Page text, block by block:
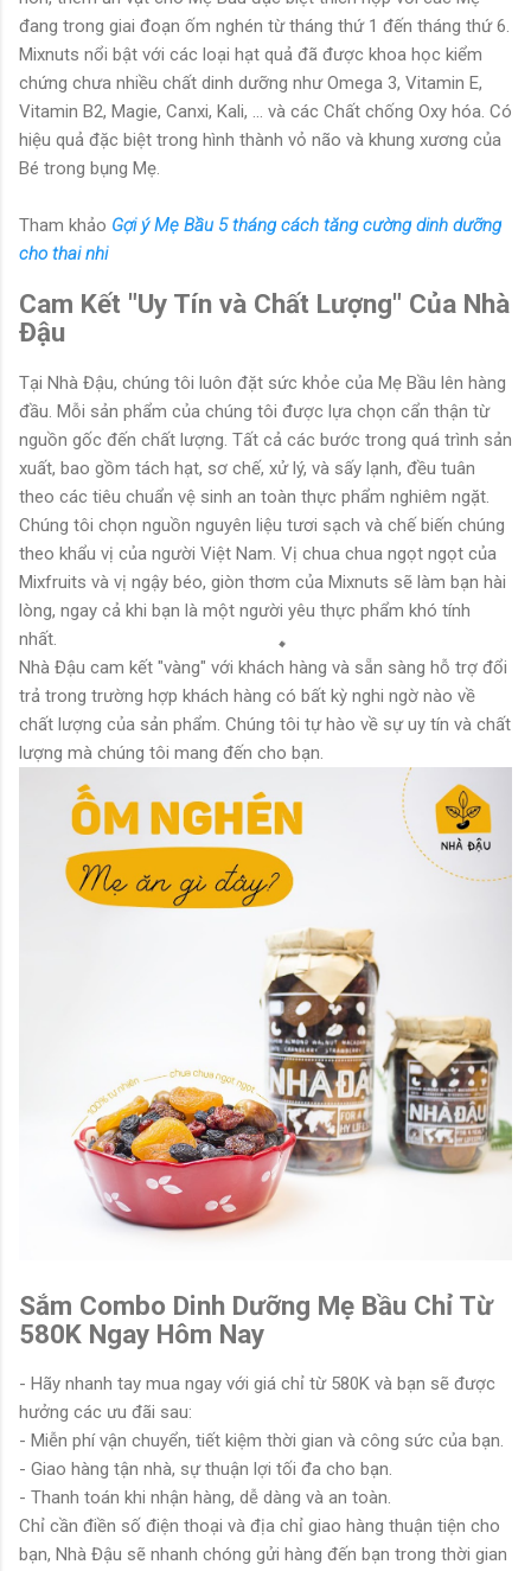
đang trong giai đoạn ốm nghén từ tháng thứ 1 đến tháng thứ 6.
Mixnuts nổi bật với các loại hạt quả đã được khoa học kiểm
chứng chưa nhiều chất dinh dưỡng như Omega 3, Vitamin E,
Vitamin B2, Magie, Canxi, Kali, ... và các Chất chống Oxy hóa. Có
hiệu quả đặc biệt trong hình thành vỏ não và khung xương của
Bé trong bụng Mẹ.
Tham khảo Gợi ý Mẹ Bầu 5 tháng cách tăng cường dinh dưỡng
cho thai nhi
Cam Kết "Uy Tín và Chất Lượng" Của Nhà
Đậu
Tại Nhà Đậu, chúng tôi luôn đặt sức khỏe của Mẹ Bầu lên hàng
đầu. Mỗi sản phẩm của chúng tôi được lựa chọn cẩn thận từ
nguồn gốc đến chất lượng. Tất cả các bước trong quá trình sản
xuất, bao gồm tách hạt, sơ chế, xử lý, và sấy lạnh, đều tuân
theo các tiêu chuẩn vệ sinh an toàn thực phẩm nghiêm ngặt.
Chúng tôi chọn nguồn nguyên liệu tươi sạch và chế biến chúng
theo khẩu vị của người Việt Nam. Vị chua chua ngọt ngọt của
Mixfruits và vị ngậy béo, giòn thơm của Mixnuts sẽ làm bạn hài
lòng, ngay cả khi bạn là một người yêu thực phẩm khó tính
nhất.
Nhà Đậu cam kết "vàng" với khách hàng và sẵn sàng hỗ trợ đổi
trả trong trường hợp khách hàng có bất kỳ nghi ngờ nào về
chất lượng của sản phẩm. Chúng tôi tự hào về sự uy tín và chất
lượng mà chúng tôi mang đến cho bạn.
Sắm Combo Dinh Dưỡng Mẹ Bầu Chỉ Từ
580K Ngay Hôm Nay
- Hãy nhanh tay mua ngay với giá chỉ từ 580K và bạn sẽ được
hưởng các ưu đãi sau:
- Miễn phí vận chuyển, tiết kiệm thời gian và công sức của bạn.
- Giao hàng tận nhà, sự thuận lợi tối đa cho bạn.
- Thanh toán khi nhận hàng, dễ dàng và an toàn.
Chỉ cần điền số điện thoại và địa chỉ giao hàng thuận tiện cho
bạn, Nhà Đậu sẽ nhanh chóng gửi hàng đến bạn trong thời gian